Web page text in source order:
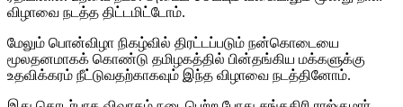
விழாவை நடத்த திட்டமிட்டோம்.
மேலும் பொன்விழா நிகழ்வில் திரட்டப்படும் நன்கொடையை
மூலதனமாகக் கொண்டு தமிழகத்தில் பின்தங்கிய மக்களுக்கு
உதவிக்கரம் நீட்டுவதற்காகவும் இந்த விழாவை நடத்தினோம்.